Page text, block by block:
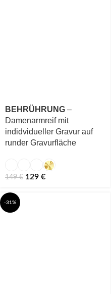
BEHRÜHRUNG –
Damenarmreif mit
indidvidueller Gravur auf
runder Gravurfläche
149€ 129 €
-31%